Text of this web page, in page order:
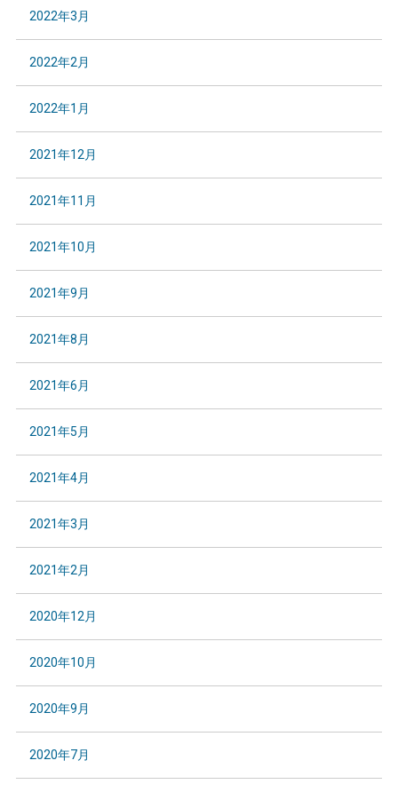
2022年3月
2022年2月
2022年1月
2021年12月
2021年11月
2021年10月
2021年9月
2021年8月
2021年6月
2021年5月
2021年4月
2021年3月
2021年2月
2020年12月
2020年10月
2020年9月
2020年7月